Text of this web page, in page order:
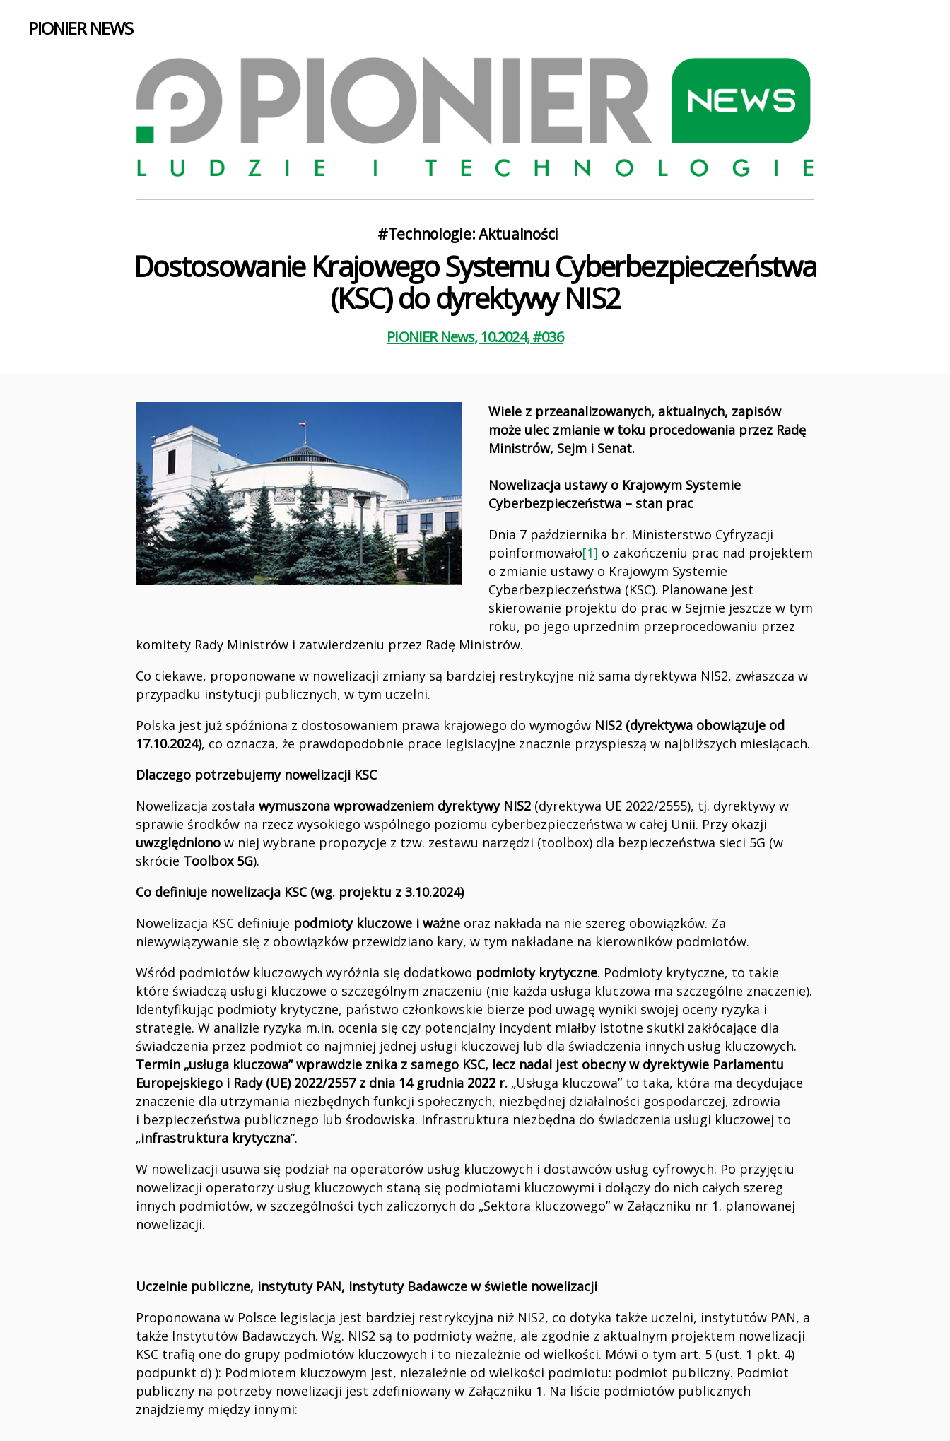
PIONIER NEWS
Kategorie
#Technologie: Aktualności
Dostosowanie Krajowego Systemu Cyberbezpieczeństwa
(KSC) do dyrektywy NIS2
PIONIER News, 10.2024, #036
Wiele z przeanalizowanych, aktualnych, zapisów
może ulec zmianie w toku procedowania przez Radę
Ministrów, Sejm i Senat.
Nowelizacja ustawy o Krajowym Systemie
Cyberbezpieczeństwa – stan prac
Dnia 7 października br. Ministerstwo Cyfryzacji
poinformowało[1] o zakończeniu prac nad projektem
o zmianie ustawy o Krajowym Systemie
Cyberbezpieczeństwa (KSC). Planowane jest
skierowanie projektu do prac w Sejmie jeszcze w tym
roku, po jego uprzednim przeprocedowaniu przez
komitety Rady Ministrów i zatwierdzeniu przez Radę Ministrów.
Co ciekawe, proponowane w nowelizacji zmiany są bardziej restrykcyjne niż sama dyrektywa NIS2, zwłaszcza w
przypadku instytucji publicznych, w tym uczelni.
Polska jest już spóźniona z dostosowaniem prawa krajowego do wymogów NIS2 (dyrektywa obowiązuje od
17.10.2024), co oznacza, że prawdopodobnie prace legislacyjne znacznie przyspieszą w najbliższych miesiącach.
Dlaczego potrzebujemy nowelizacji KSC
Nowelizacja została wymuszona wprowadzeniem dyrektywy NIS2 (dyrektywa UE 2022/2555), tj. dyrektywy w
sprawie środków na rzecz wysokiego wspólnego poziomu cyberbezpieczeństwa w całej Unii. Przy okazji
uwzględniono w niej wybrane propozycje z tzw. zestawu narzędzi (toolbox) dla bezpieczeństwa sieci 5G (w
skrócie Toolbox 5G).
Co definiuje nowelizacja KSC (wg. projektu z 3.10.2024)
Nowelizacja KSC definiuje podmioty kluczowe i ważne oraz nakłada na nie szereg obowiązków. Za
niewywiązywanie się z obowiązków przewidziano kary, w tym nakładane na kierowników podmiotów.
Wśród podmiotów kluczowych wyróżnia się dodatkowo podmioty krytyczne. Podmioty krytyczne, to takie
które świadczą usługi kluczowe o szczególnym znaczeniu (nie każda usługa kluczowa ma szczególne znaczenie).
Identyfikując podmioty krytyczne, państwo członkowskie bierze pod uwagę wyniki swojej oceny ryzyka i
strategię. W analizie ryzyka m.in. ocenia się czy potencjalny incydent miałby istotne skutki zakłócające dla
świadczenia przez podmiot co najmniej jednej usługi kluczowej lub dla świadczenia innych usług kluczowych.
Termin „usługa kluczowa” wprawdzie znika z samego KSC, lecz nadal jest obecny w dyrektywie Parlamentu
Europejskiego i Rady (UE) 2022/2557 z dnia 14 grudnia 2022 r. „Usługa kluczowa” to taka, która ma decydujące
znaczenie dla utrzymania niezbędnych funkcji społecznych, niezbędnej działalności gospodarczej, zdrowia
i bezpieczeństwa publicznego lub środowiska. Infrastruktura niezbędna do świadczenia usługi kluczowej to
„infrastruktura krytyczna”.
W nowelizacji usuwa się podział na operatorów usług kluczowych i dostawców usług cyfrowych. Po przyjęciu
nowelizacji operatorzy usług kluczowych staną się podmiotami kluczowymi i dołączy do nich całych szereg
innych podmiotów, w szczególności tych zaliczonych do „Sektora kluczowego” w Załączniku nr 1. planowanej
nowelizacji.
Uczelnie publiczne, instytuty PAN, Instytuty Badawcze w świetle nowelizacji
Proponowana w Polsce legislacja jest bardziej restrykcyjna niż NIS2, co dotyka także uczelni, instytutów PAN, a
także Instytutów Badawczych. Wg. NIS2 są to podmioty ważne, ale zgodnie z aktualnym projektem nowelizacji
KSC trafią one do grupy podmiotów kluczowych i to niezależnie od wielkości. Mówi o tym art. 5 (ust. 1 pkt. 4)
podpunkt d) ): Podmiotem kluczowym jest, niezależnie od wielkości podmiotu: podmiot publiczny. Podmiot
publiczny na potrzeby nowelizacji jest zdefiniowany w Załączniku 1. Na liście podmiotów publicznych
znajdziemy między innymi: